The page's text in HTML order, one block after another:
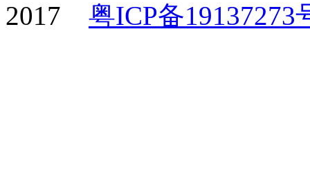
2017 粤ICP备19137273